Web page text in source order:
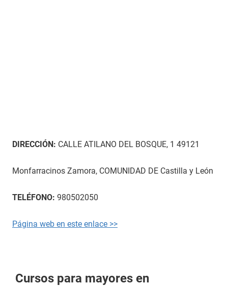
DIRECCIÓN: CALLE ATILANO DEL BOSQUE, 1 49121
Monfarracinos Zamora, COMUNIDAD DE Castilla y León
TELÉFONO: 980502050
Página web en este enlace >>
Cursos para mayores en